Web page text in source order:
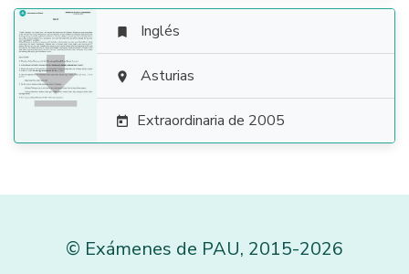

 Inglés
 Asturias
 Extraordinaria de 2005
© Exámenes de PAU, 2015-2026